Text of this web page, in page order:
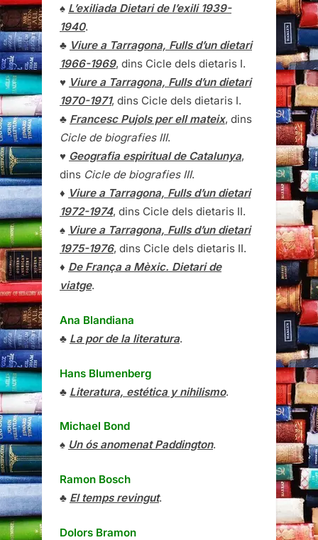
♠ L’exiliada Dietari de l’exili 1939-
1940.
♣ Viure a Tarragona, Fulls d’un dietari
1966-1969, dins Cicle dels dietaris I.
♥ Viure a Tarragona, Fulls d’un dietari
1970-1971, dins Cicle dels dietaris I.
♣ Francesc Pujols per ell mateix, dins
Cicle de biografies III.
♥ Geografia espiritual de Catalunya,
dins Cicle de biografies III.
♦ Viure a Tarragona, Fulls d’un dietari
1972-1974, dins Cicle dels dietaris II.
♠ Viure a Tarragona, Fulls d’un dietari
1975-1976, dins Cicle dels dietaris II.
♦ De França a Mèxic. Dietari de
viatge.
Ana Blandiana
♣ La por de la literatura.
Hans Blumenberg
♣ Literatura, estética y nihilismo.
Michael Bond
♠ Un ós anomenat Paddington.
Ramon Bosch
♣ El temps revingut.
Dolors Bramon